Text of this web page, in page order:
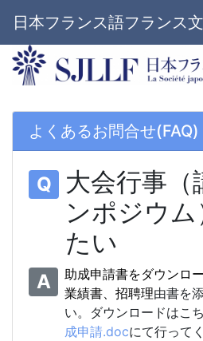
日本フランス語フランス
よくあるお問合せ(FAQ)
Q
大会行事（
ンポジウ
たい
A
助成申請書をダウンロ
業績書、招聘理由書を
い。ダウンロードはこ
成申請.docにて行って